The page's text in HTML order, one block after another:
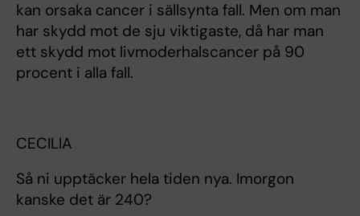
kan orsaka cancer i sällsynta fall. Men om man
har skydd mot de sju viktigaste, då har man
ett skydd mot livmoderhalscancer på 90
procent i alla fall.
CECILIA
Så ni upptäcker hela tiden nya. Imorgon
kanske det är 240?